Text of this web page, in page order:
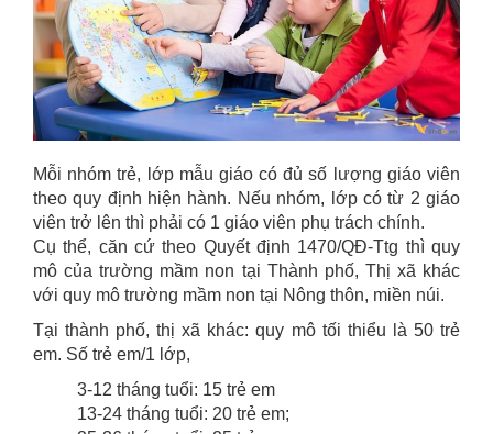
Mỗi nhóm trẻ, lớp mẫu giáo có đủ số lượng giáo viên
theo quy định hiện hành. Nếu nhóm, lớp có từ 2 giáo
viên trở lên thì phải có 1 giáo viên phụ trách chính.
Cụ thể, căn cứ theo Quyết định 1470/QĐ-Ttg thì quy
mô của trường mầm non tại Thành phố, Thị xã khác
với quy mô trường mầm non tại Nông thôn, miền núi.
Tại thành phố, thị xã khác: quy mô tối thiểu là 50 trẻ
em. Số trẻ em/1 lớp,
3-12 tháng tuổi: 15 trẻ em
13-24 tháng tuổi: 20 trẻ em;